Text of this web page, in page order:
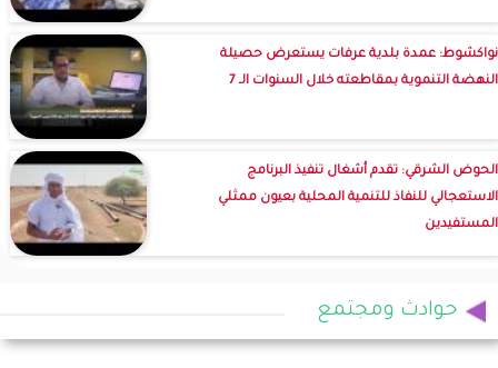
نواكشوط: عمدة بلدية عرفات يستعرض حصيلة
النهضة التنموية بمقاطعته خلال السنوات الـ 7
الحوض الشرقي: تقدم أشغال تنفيذ البرنامج
الاستعجالي للنفاذ للتنمية المحلية بعيون ممثلي
المستفيدين
حوادث ومجتمع